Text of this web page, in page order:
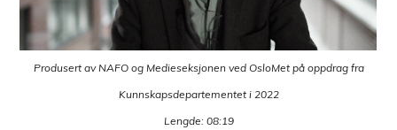
Produsert av NAFO og Medieseksjonen ved OsloMet på oppdrag fra
Kunnskapsdepartementet i 2022
Lengde: 08:19